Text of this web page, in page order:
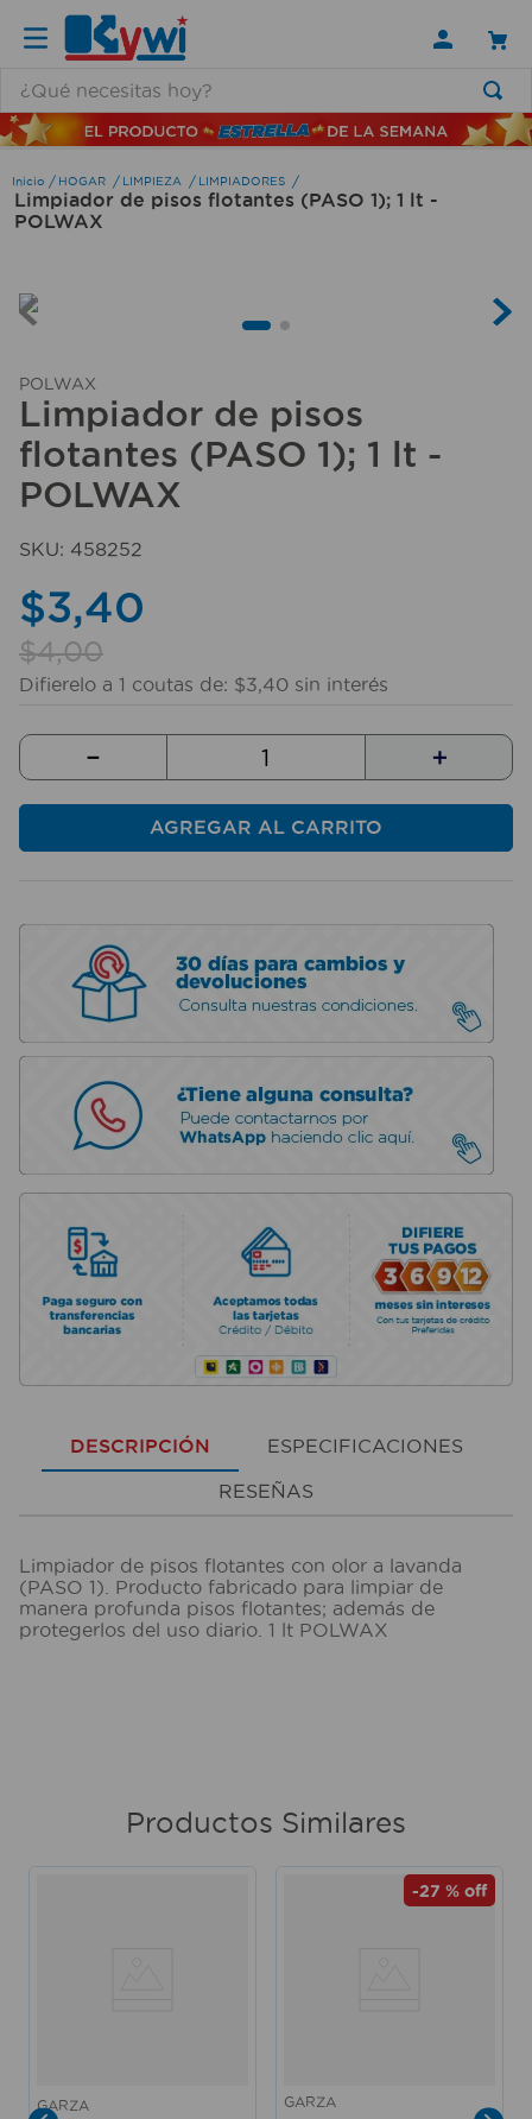
HOGAR LIMPIEZA LIMPIADORES
Limpiador de pisos flotantes (PASO 1); 1 lt -
POLWAX
POLWAX
Limpiador de pisos
flotantes (PASO 1); 1 lt -
POLWAX
SKU: 458252
$3,40
$4,00
Difierelo a 1 coutas de: $3,40 sin interés
＋
－
AGREGAR AL CARRITO
DESCRIPCIÓN ESPECIFICACIONES
RESEÑAS
Limpiador de pisos flotantes con olor a lavanda
(PASO 1). Producto fabricado para limpiar de
manera profunda pisos flotantes; además de
protegerlos del uso diario. 1 lt POLWAX
Productos Similares
GARZA
-27 % off
GARZA
TÉRMINOS MÁS BUSCADOS
1 .
lamparas
2.
ducha
4.
6.
escritorio
7.
cerradura
8 .
aspiradora
9.
fregadero
10. taladro